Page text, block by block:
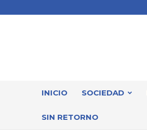
INICIO SOCIEDAD
SIN RETORNO